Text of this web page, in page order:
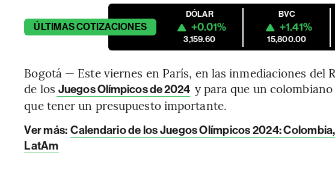
ÚLTIMASCOTIZACIONES
DÓLAR
+0.01%
3,159.60
BVC
+1.41%
15,800.00
Bogotá — Este viernes en París, en las inmediaciones del
de los Juegos Olímpicos de 2024 y para que un
que tener un presupuesto importante.
Ver más: Calendario de los Juegos Olímpicos 2024:
LatAm